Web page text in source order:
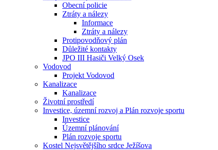
Obecní policie
Ztráty a nálezy
Informace
Ztráty a nálezy
Protipovodňový plán
Důležité kontakty
JPO III Hasiči Velký Osek
Vodovod
Projekt Vodovod
Kanalizace
Kanalizace
Životní prostředí
Investice, územní rozvoj a Plán rozvoje sportu
Investice
Územní plánování
Plán rozvoje sportu
Kostel Nejsvětějšího srdce Ježíšova